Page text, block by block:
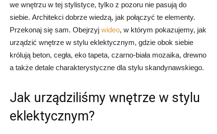
we wnętrzu w tej stylistyce, tylko z pozoru nie pasują do
siebie. Architekci dobrze wiedzą, jak połączyć te elementy.
Przekonaj się sam. Obejrzyj wideo, w którym pokazujemy, jak
urządzić wnętrze w stylu eklektycznym, gdzie obok siebie
królują beton, cegła, eko tapeta, czarno-biała mozaika, drewno
a także detale charakterystyczne dla stylu skandynawskiego.
Jak urządziliśmy wnętrze w stylu
eklektycznym?